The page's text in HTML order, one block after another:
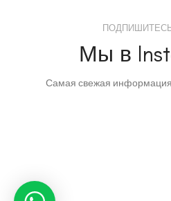
Мы в
Самая свежая информация